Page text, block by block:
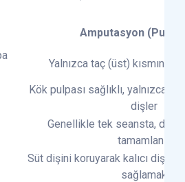
Amputasyon
Yalnızca taç (üst)
Kök pulpası sağlıklı, yalnızca
dişler
Genellikle tek seansta, daha
tamamlanır
Süt dişini koruyarak kalıcı dişe
sağlamak